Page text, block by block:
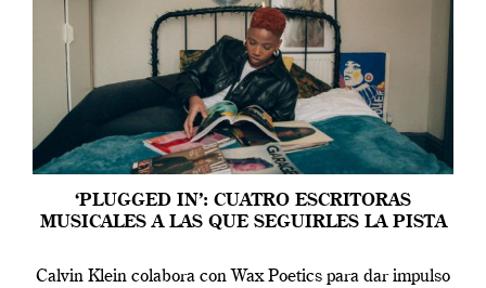
‘PLUGGED IN’: CUATRO ESCRITORAS
MUSICALES A LAS QUE SEGUIRLES LA PISTA
Calvin Klein colabora con Wax Poetics para dar impulso